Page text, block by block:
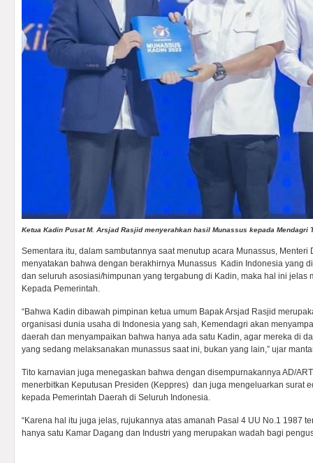
Ketua Kadin Pusat M. Arsjad Rasjid menyerahkan hasil Munassus kepada Mendagri
Sementara itu, dalam sambutannya saat menutup acara Munassus,
menyatakan bahwa dengan berakhirnya Munassus Kadin Indonesia yang
dan seluruh asosiasi/himpunan yang tergabung di Kadin, maka hal ini jelas
Kepada Pemerintah.
“Bahwa Kadin dibawah pimpinan ketua umum Bapak Arsjad Rasjid
organisasi dunia usaha di Indonesia yang sah, Kemendagri akan
daerah dan menyampaikan bahwa hanya ada satu Kadin, agar mereka di
yang sedang melaksanakan munassus saat ini, bukan yang lain,” ujar
Tito karnavian juga menegaskan bahwa dengan disempurnakannya AD/
menerbitkan Keputusan Presiden (Keppres) dan juga mengeluarkan surat
kepada Pemerintah Daerah di Seluruh Indonesia.
“Karena hal itu juga jelas, rujukannya atas amanah Pasal 4 UU No.1 1987
hanya satu Kamar Dagang dan Industri yang merupakan wadah bagi